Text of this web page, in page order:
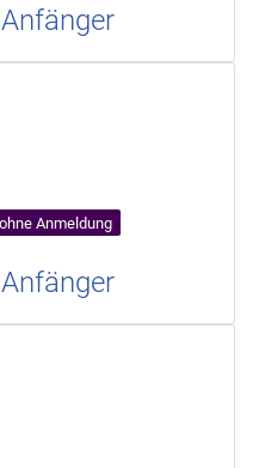
ohne Anmeldung